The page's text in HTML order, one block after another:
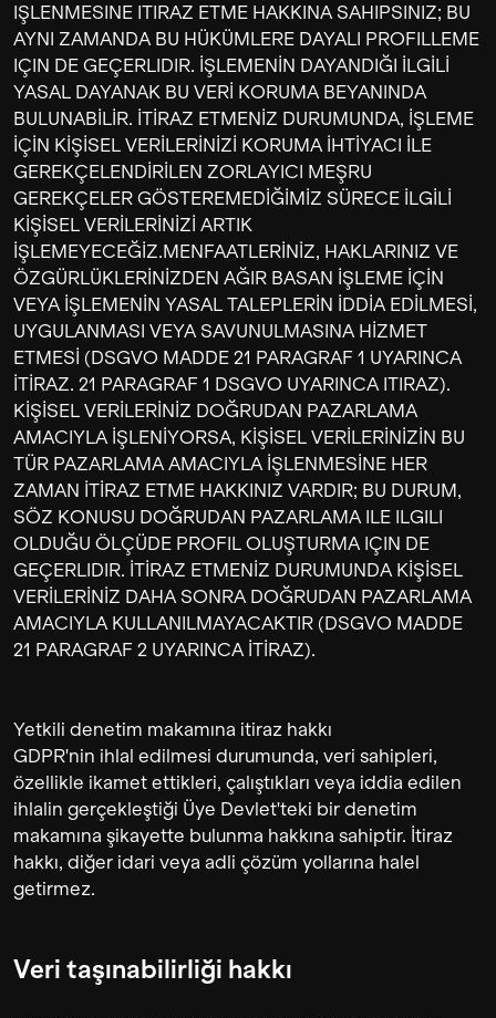
IŞLENMESINE ITIRAZ ETME HAKKINA SAHIPSINIZ; BU
AYNI ZAMANDA BU HÜKÜMLERE DAYALI PROFILLEME
IÇIN DE GEÇERLIDIR. İŞLEMENİN DAYANDIĞI İLGİLİ
YASAL DAYANAK BU VERİ KORUMA BEYANINDA
BULUNABİLİR. İTİRAZ ETMENİZ DURUMUNDA, İŞLEME
İÇİN KİŞİSEL VERİLERİNİZİ KORUMA İHTİYACI İLE
GEREKÇELENDİRİLEN ZORLAYICI MEŞRU
GEREKÇELER GÖSTEREMEDİĞİMİZ SÜRECE İLGİLİ
KİŞİSEL VERİLERİNİZİ ARTIK
İŞLEMEYECEĞİZ.MENFAATLERİNİZ, HAKLARINIZ VE
ÖZGÜRLÜKLERİNİZDEN AĞIR BASAN İŞLEME İÇİN
VEYA İŞLEMENİN YASAL TALEPLERİN İDDİA EDİLMESİ,
UYGULANMASI VEYA SAVUNULMASINA HİZMET
ETMESİ (DSGVO MADDE 21 PARAGRAF 1 UYARINCA
İTİRAZ. 21 PARAGRAF 1 DSGVO UYARINCA ITIRAZ).
KİŞİSEL VERİLERİNİZ DOĞRUDAN PAZARLAMA
AMACIYLA İŞLENİYORSA, KİŞİSEL VERİLERİNİZİN BU
TÜR PAZARLAMA AMACIYLA İŞLENMESİNE HER
ZAMAN İTİRAZ ETME HAKKINIZ VARDIR; BU DURUM,
SÖZ KONUSU DOĞRUDAN PAZARLAMA ILE ILGILI
OLDUĞU ÖLÇÜDE PROFIL OLUŞTURMA IÇIN DE
GEÇERLIDIR. İTİRAZ ETMENİZ DURUMUNDA KİŞİSEL
VERİLERİNİZ DAHA SONRA DOĞRUDAN PAZARLAMA
AMACIYLA KULLANILMAYACAKTIR (DSGVO MADDE
21 PARAGRAF 2 UYARINCA İTİRAZ).
Yetkili denetim makamına itiraz hakkı
GDPR'nin ihlal edilmesi durumunda, veri sahipleri,
özellikle ikamet ettikleri, çalıştıkları veya iddia edilen
ihlalin gerçekleştiği Üye Devlet'teki bir denetim
makamına şikayette bulunma hakkına sahiptir. İtiraz
hakkı, diğer idari veya adli çözüm yollarına halel
getirmez.
Veri taşınabilirliği hakkı